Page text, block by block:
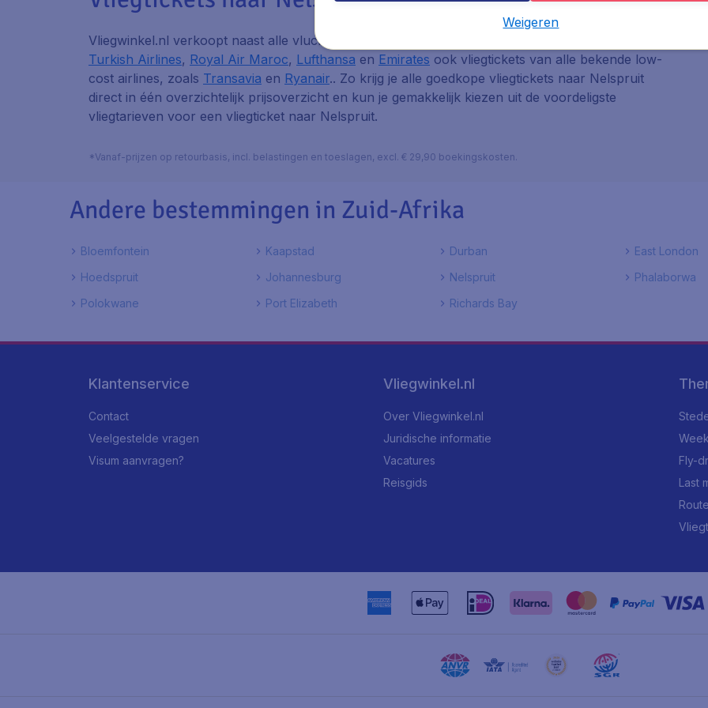
Vliegwinkel.nl verkoopt naast alle vluchten van de grote luchtvaartmaatschappijen als
Turkish Airlines, Royal Air Maroc, Lufthansa en Emirates ook vliegtickets van alle bekende low-
cost airlines, zoals Transavia en Ryanair.. Zo krijg je alle goedkope vliegtickets naar Nelspruit
direct in één overzichtelijk prijsoverzicht en kun je gemakkelijk kiezen uit de voordeligste
vliegtarieven voor een vliegticket naar Nelspruit.
*Vanaf-prijzen op retourbasis, incl. belastingen en toeslagen, excl. € 29,90 boekingskosten.
Andere bestemmingen in Zuid-Afrika
Bloemfontein Kaapstad Durban East London
Hoedspruit
Johannesburg Nelspruit Phalaborwa
Polokwane
Port Elizabeth Richards Bay
Klantenservice
Contact
Veelgestelde vragen
Visum aanvragen?
Vliegwinkel.nl
Over Vliegwinkel.nl
Juridische informatie
Vacatures
Reisgids
Fly-
Last
Weigeren